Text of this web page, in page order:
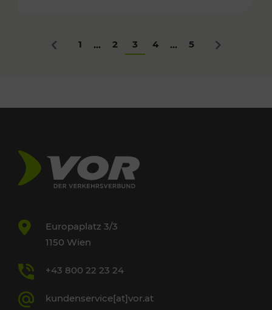
Zurück
1 ... 2 3 4 ... 5 Nächstes
Europaplatz 3/3
1150 Wien
+43 800 22 23 24
kundenservice[at]vor.at